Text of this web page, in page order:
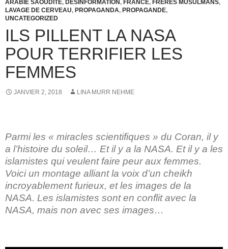
ARABIE SAOUDITE, DÉSINFORMATION, FRANCE, FRÈRES MUSULMANS,
LAVAGE DE CERVEAU, PROPAGANDA, PROPAGANDE,
UNCATEGORIZED
ILS PILLENT LA NASA
POUR TERRIFIER LES
FEMMES
JANVIER 2, 2018 LINA MURR NEHME
Parmi les « miracles scientifiques » du Coran, il y
a l’histoire du soleil… Et il y a la NASA. Et il y a les
islamistes qui veulent faire peur aux femmes.
Voici un montage alliant la voix d’un cheikh
incroyablement furieux, et les images de la
NASA. Les islamistes sont en conflit avec la
NASA, mais non avec ses images…